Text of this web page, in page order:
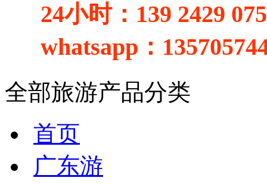
24小时： 139 2429
whatsapp：
全部旅游产品分类
首页
广东游